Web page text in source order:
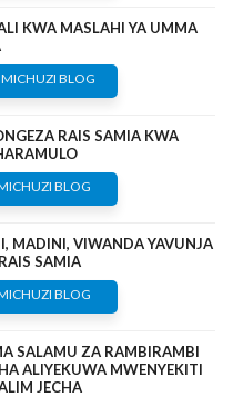
KWA MASLAHI YA UMMA
MICHUZI BLOG
RAIS SAMIA KWA
BLOG
MADINI, VIWANDA YAVUNJA
SAMIA
BLOG
SALAMU ZA RAMBIRAMBI
ALIYEKUWA MWENYEKITI
JECHA